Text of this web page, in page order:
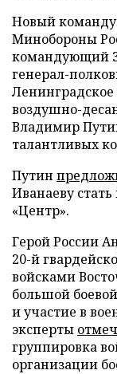
Новый
Минобороны
командующий
генерал-
Ленинградское
воздушно-
Владимир
талантливых
Путин
Иванаеву
«Центр».
Герой России
20-й
войсками
большой
и участие в
эксперты
группировка
организации